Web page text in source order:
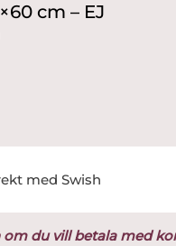
cm – EJ
du vill betala med
med Swish